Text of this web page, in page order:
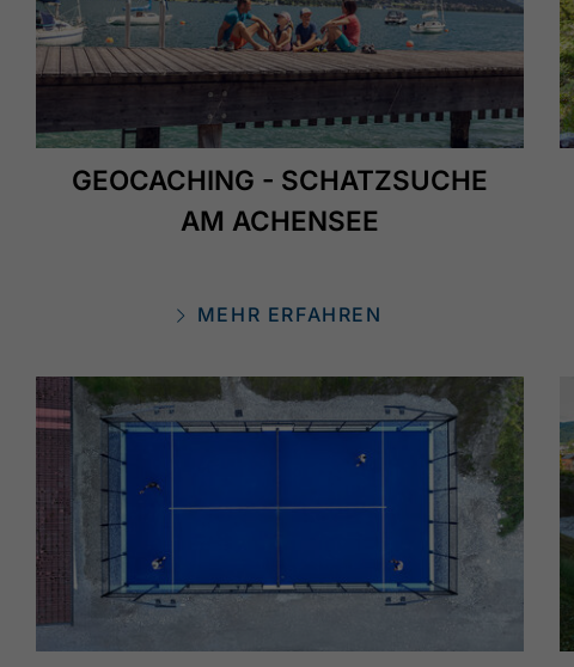
GEOCACHING - SCHATZSUCHE
AM ACHENSEE
MEHR ERFAHREN